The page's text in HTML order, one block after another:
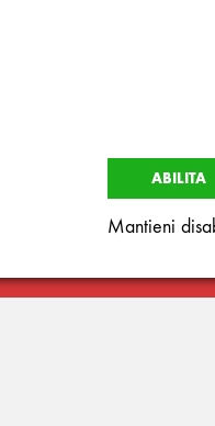
questo periodo saranno
ABILITA
Mantieni